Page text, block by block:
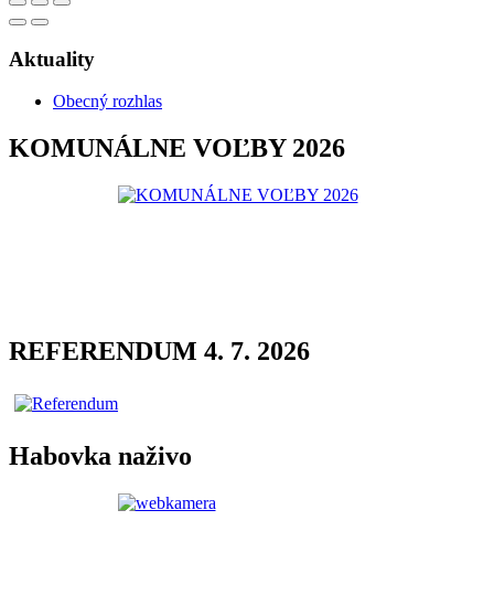
Aktuality
Obecný rozhlas
KOMUNÁLNE VOĽBY 2026
REFERENDUM 4. 7. 2026
Habovka naživo